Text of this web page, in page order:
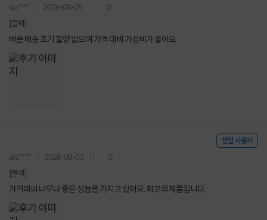
sla**** 2026-08-05 0
[블랙]
빠른 배송 초기 불량 없으며 가격 대비 가성비가 좋아요
한달 사용기
zkz**** 2026-08-03 0
[블랙]
가격대비 너무나 좋은 성능을 가지고 있어요. 최고의 제품입니다.